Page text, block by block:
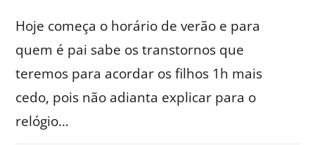
Hoje começa o horário de verão e para
quem é pai sabe os transtornos que
teremos para acordar os filhos 1h mais
cedo, pois não adianta explicar para o
relógio…